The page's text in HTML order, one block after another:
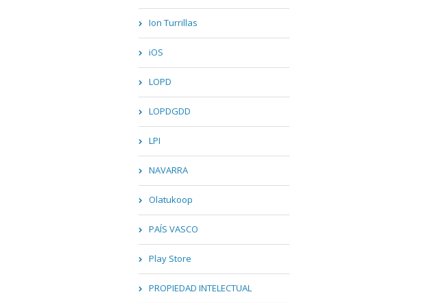
Ion Turrillas
iOS
LOPD
LOPDGDD
LPI
NAVARRA
Olatukoop
PAÍS VASCO
Play Store
PROPIEDAD INTELECTUAL